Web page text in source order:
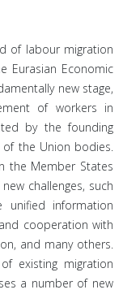
of labour migration
Eurasian Economic
new stage,
of workers in
by the founding
the Union bodies.
the Member States
challenges, such
information
cooperation with
and many others.
existing migration
a number of new